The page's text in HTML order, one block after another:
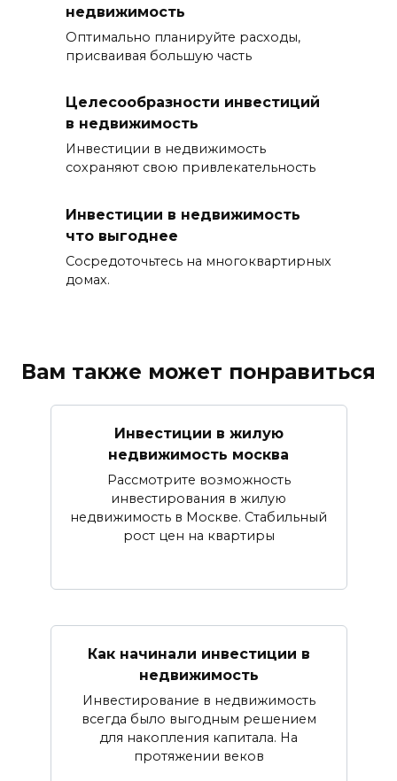
недвижимость
Оптимально планируйте расходы,
присваивая большую часть
Целесообразности инвестиций
в недвижимость
Инвестиции в недвижимость
сохраняют свою привлекательность
Инвестиции в недвижимость
что выгоднее
Сосредоточьтесь на многоквартирных
домах.
Вам также может понравиться
Инвестиции в жилую
недвижимость москва
Рассмотрите возможность
инвестирования в жилую
недвижимость в Москве. Стабильный
рост цен на квартиры
Как начинали инвестиции в
недвижимость
Инвестирование в недвижимость
всегда было выгодным решением
для накопления капитала. На
протяжении веков